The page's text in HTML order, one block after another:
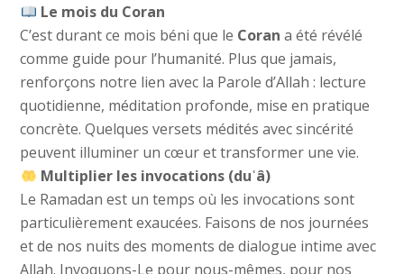
Le mois du Coran
C’est durant ce mois béni que le Coran a été révélé
comme guide pour l’humanité. Plus que jamais,
renforçons notre lien avec la Parole d’Allah : lecture
quotidienne, méditation profonde, mise en pratique
concrète. Quelques versets médités avec sincérité
peuvent illuminer un cœur et transformer une vie.
Multiplier les invocations (duʿâ)
Le Ramadan est un temps où les invocations sont
particulièrement exaucées. Faisons de nos journées
et de nos nuits des moments de dialogue intime avec
Allah. Invoquons-Le pour nous-mêmes, pour nos